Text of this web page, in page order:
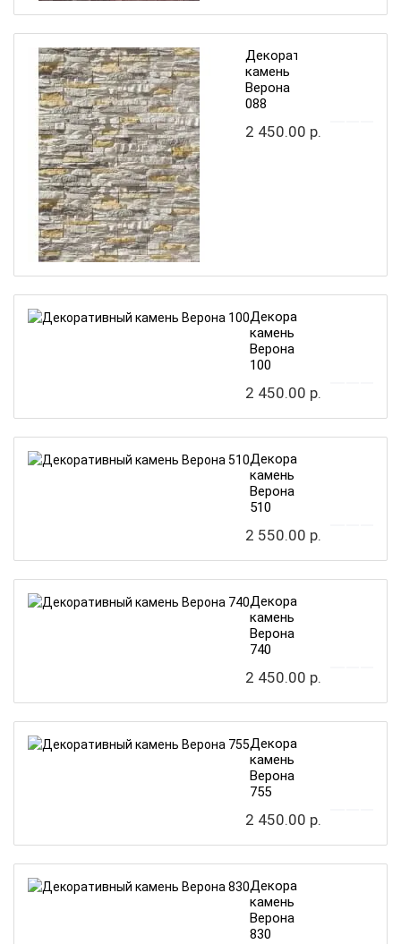
Декоративный
камень
Верона
088
2 450.00 р.
Декоративный
камень
Верона
100
2 450.00 р.
Декоративный
камень
Верона
510
2 550.00 р.
Декоративный
камень
Верона
740
2 450.00 р.
Декоративный
камень
Верона
755
2 450.00 р.
Декоративный
камень
Верона
830